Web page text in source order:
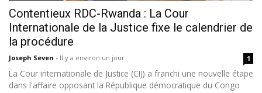
Contentieux RDC-Rwanda : La Cour
Internationale de la Justice fixe le calendrier de
la procédure
Joseph Seven - Il y a environ un jour 1
La Cour internationale de Justice (CIJ) a franchi une nouvelle étape
dans l'affaire opposant la République démocratique du Congo